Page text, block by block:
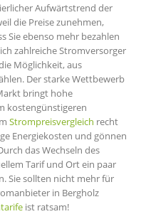
Aufwärtstrend der
die Preise zunehmen,
Sie ebenso mehr bezahlen
zahlreiche Stromversorger
Möglichkeit, aus
Der starke Wettbewerb
bringt hohe
kostengünstigeren
Strompreisvergleich recht
Energiekosten und gönnen
das Wechseln des
Tarif und Ort ein paar
Sie sollten nicht mehr für
in Bergholz
ist ratsam!